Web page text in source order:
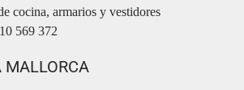
cocina, armarios y vestidores
569 372
MALLORCA